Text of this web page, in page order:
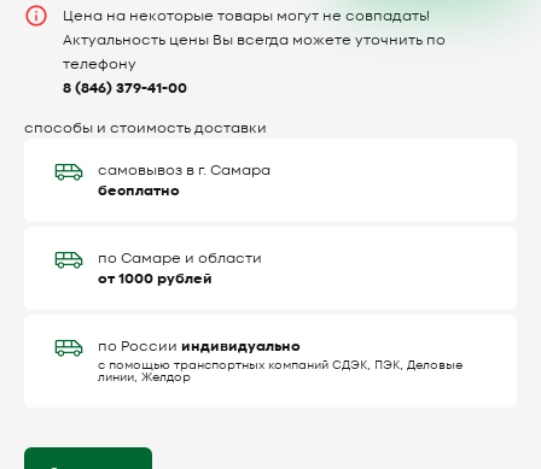
Цена на некоторые товары могут не совпадать!
Актуальность цены Вы всегда можете уточнить по
телефону
8 (846) 379-41-00
способы и стоимость доставки
самовывоз в г. Самара
бесплатно
по Самаре и области
от 1000 рублей
по России индивидуально
с помощью транспортных компаний СДЭК, ПЭК, Деловые
линии, Желдор